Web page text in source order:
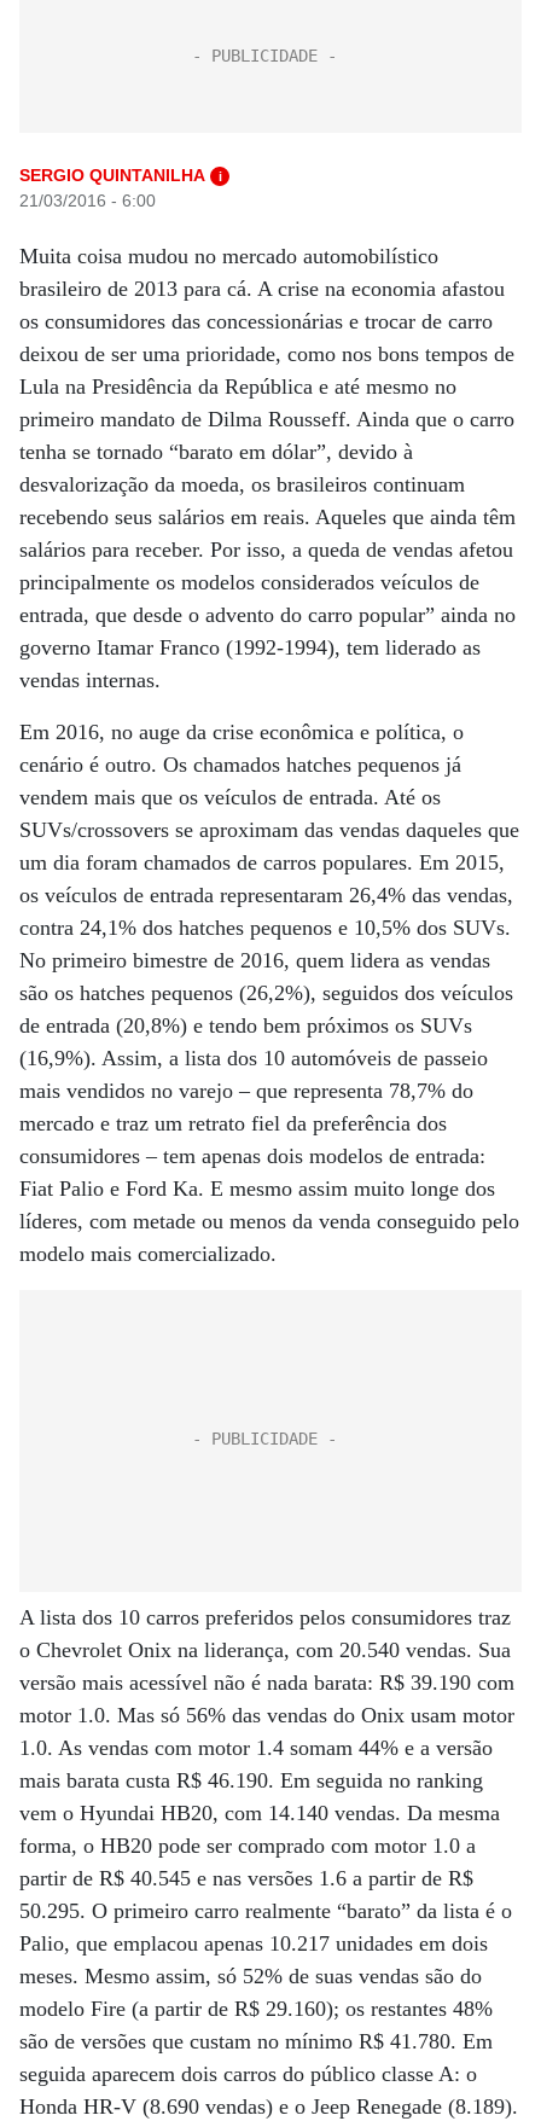
SERGIO QUINTANILHA i
21/03/2016 - 6:00
Muita coisa mudou no mercado automobilístico
brasileiro de 2013 para cá. A crise na economia afastou
os consumidores das concessionárias e trocar de carro
deixou de ser uma prioridade, como nos bons tempos de
Lula na Presidência da República e até mesmo no
primeiro mandato de Dilma Rousseff. Ainda que o carro
tenha se tornado “barato em dólar”, devido à
desvalorização da moeda, os brasileiros continuam
recebendo seus salários em reais. Aqueles que ainda têm
salários para receber. Por isso, a queda de vendas afetou
principalmente os modelos considerados veículos de
entrada, que desde o advento do carro popular” ainda no
governo Itamar Franco (1992-1994), tem liderado as
vendas internas.
Em 2016, no auge da crise econômica e política, o
cenário é outro. Os chamados hatches pequenos já
vendem mais que os veículos de entrada. Até os
SUVs/crossovers se aproximam das vendas daqueles que
um dia foram chamados de carros populares. Em 2015,
os veículos de entrada representaram 26,4% das vendas,
contra 24,1% dos hatches pequenos e 10,5% dos SUVs.
No primeiro bimestre de 2016, quem lidera as vendas
são os hatches pequenos (26,2%), seguidos dos veículos
de entrada (20,8%) e tendo bem próximos os SUVs
(16,9%). Assim, a lista dos 10 automóveis de passeio
mais vendidos no varejo – que representa 78,7% do
mercado e traz um retrato fiel da preferência dos
consumidores – tem apenas dois modelos de entrada:
Fiat Palio e Ford Ka. E mesmo assim muito longe dos
líderes, com metade ou menos da venda conseguido pelo
modelo mais comercializado.
A lista dos 10 carros preferidos pelos consumidores traz
o Chevrolet Onix na liderança, com 20.540 vendas. Sua
versão mais acessível não é nada barata: R$ 39.190 com
motor 1.0. Mas só 56% das vendas do Onix usam motor
1.0. As vendas com motor 1.4 somam 44% e a versão
mais barata custa R$ 46.190. Em seguida no ranking
vem o Hyundai HB20, com 14.140 vendas. Da mesma
forma, o HB20 pode ser comprado com motor 1.0 a
partir de R$ 40.545 e nas versões 1.6 a partir de R$
50.295. O primeiro carro realmente “barato” da lista é o
Palio, que emplacou apenas 10.217 unidades em dois
meses. Mesmo assim, só 52% de suas vendas são do
modelo Fire (a partir de R$ 29.160); os restantes 48%
são de versões que custam no mínimo R$ 41.780. Em
seguida aparecem dois carros do público classe A: o
Honda HR-V (8.690 vendas) e o Jeep Renegade (8.189).